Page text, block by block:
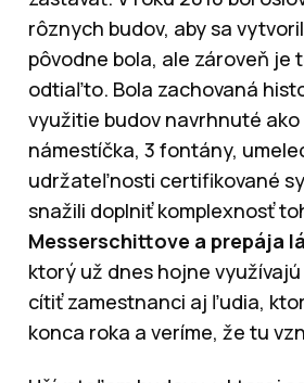
rôznych budov, aby sa
pôvodne bola, ale zároveň
odtiaľto. Bola zachovaná
využitie budov navrhnuté
námestíčka, 3 fontány,
udržateľnosti certifikované
snažili doplniť komplexnosť
Messerschittove a prepája
ktorý už dnes hojne
cítiť zamestnanci aj ľudia,
konca roka a veríme, že tu